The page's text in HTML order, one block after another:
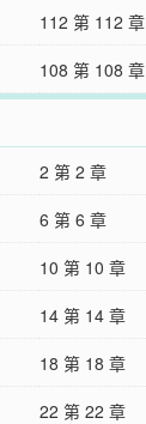
112 第 112 章
108 第 108 章
2 第 2 章
6 第 6 章
10 第 10 章
14 第 14 章
18 第 18 章
22 第 22 章